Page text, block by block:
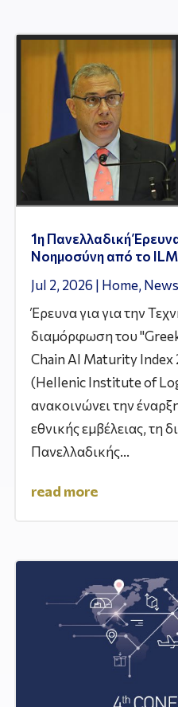
1η Πανελλαδική
Νοημοσύνη από το
Jul 2, 2026 | Home,
Έρευνα για για την
διαμόρφωση του
Chain AI Maturity
(Hellenic Institute of
ανακοινώνει την
εθνικής εμβέλειας, τη
Πανελλαδικής...
read more